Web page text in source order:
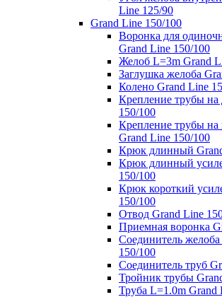
Line 125/90
Grand Line 150/100
Воронка для
Grand Line 150/100
Желоб L=3m Grand
Заглушка желоба
Колено Grand Line
Крепление трубы на
150/100
Крепление трубы
Grand Line 150/100
Крюк длинный
Крюк длинный
150/100
Крюк короткий
150/100
Отвод Grand Line
Приемная воронка
Соединитель
150/100
Соединитель труб
Тройник трубы
Труба L=1.0m Grand